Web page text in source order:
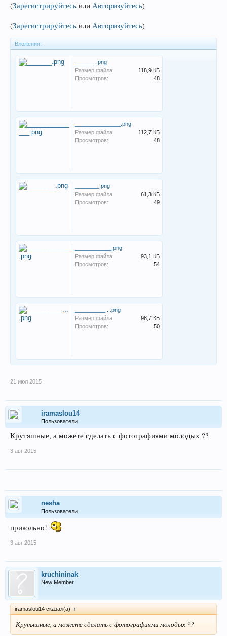
(Зарегистрируйтесь или Авторизуйтесь)
(Зарегистрируйтесь или Авторизуйтесь)
Вложения:
_______.png
Размер файла:
118,9 КБ
Просмотров:
48
_______________.png
Размер файла:
112,7 КБ
Просмотров:
48
________.png
Размер файла:
61,3 КБ
Просмотров:
49
____________.png
Размер файла:
93,1 КБ
Просмотров:
54
__________....png
Размер файла:
98,7 КБ
Просмотров:
50
21 июл 2015
iramaslou14
Пользователи
Крутяшные, а можете сделать с фотографиями молодых ??
3 авг 2015
nesha
Пользователи
прикольно!
3 авг 2015
kruchininak
New Member
iramaslou14 сказал(а): ↑
Крутяшные, а можете сделать с фотографиями молодых ??